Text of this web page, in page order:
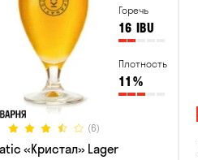
Горечь
16 IBU
Плотность
11 %
(6)
«Кристал» Lager